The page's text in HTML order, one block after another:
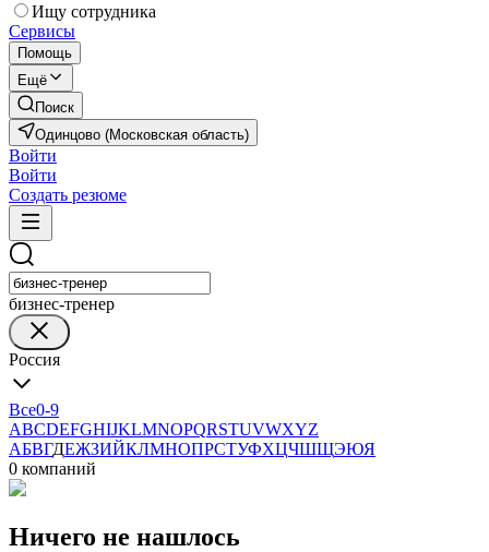
Ищу сотрудника
Сервисы
Помощь
Ещё
Поиск
Одинцово (Московская область)
Войти
Войти
Создать резюме
бизнес-тренер
Россия
Все0-9
ABCDEFGHIJKLMNOPQRSTUVWXYZ
АБВГДЕЖЗИЙКЛМНОПРСТУФХЦЧШЩЭЮЯ
0 компаний
Ничего не нашлось